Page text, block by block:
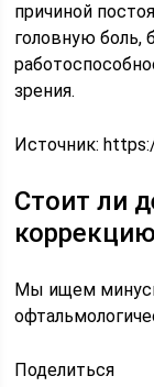
причиной
головную боль,
зрения.
Источник:
Стоит ли
Мы ищем
Поделиться